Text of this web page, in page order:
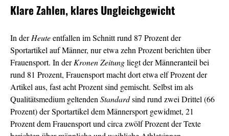
Klare Zahlen, klares Ungleichgewicht
In derHeuteentfallen im Schnitt rund 87 Prozent der
Sportartikel auf Männer, nur etwa zehn Prozent berichten über
Frauensport. In derKronen Zeitungliegt der Männeranteil bei
rund 81 Prozent, Frauensport macht dort etwa elf Prozent der
Artikel aus, fast acht Prozent sind gemischt. Selbst im als
Qualitätsmedium geltendenStandardsind rund zwei Drittel (66
Prozent) der Sportartikel dem Männersport gewidmet, 21
Prozent dem Frauensport und circa zwölf Prozent der Texte